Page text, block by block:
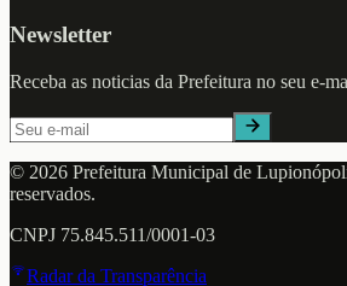
Newsletter
Receba as noticias da Prefeitura no seu e-
© 2026 Prefeitura Municipal de
reservados.
CNPJ 75.845.511/0001-03
Radar da Transparência